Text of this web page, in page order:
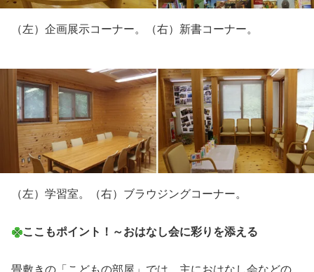
（左）企画展示コーナー。（右）新書コーナー。
（左）学習室。（右）ブラウジングコーナー。
ここもポイント！～おはなし会に彩りを添える
畳敷きの「こどもの部屋」では、主におはなし会などの、